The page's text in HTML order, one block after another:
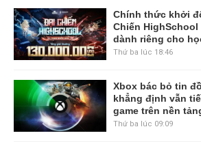
Chính thức khởi
Chiến
dành riêng cho
Thứ ba lúc 18:46
Xbox bác bỏ tin
khẳng định vẫn
game trên nền
Thứ ba lúc 09:09